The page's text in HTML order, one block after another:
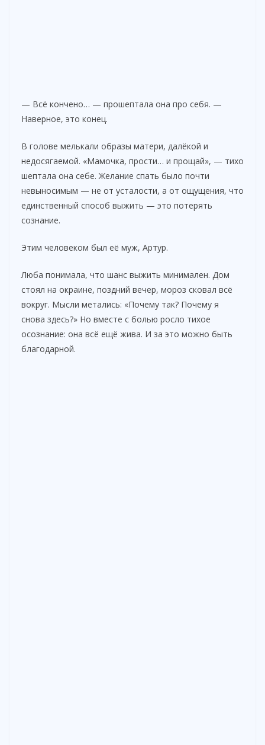
— Всё кончено… — прошептала она про себя. —
Наверное, это конец.
В голове мелькали образы матери, далёкой и
недосягаемой. «Мамочка, прости… и прощай», — тихо
шептала она себе. Желание спать было почти
невыносимым — не от усталости, а от ощущения, что
единственный способ выжить — это потерять
сознание.
Этим человеком был её муж, Артур.
Люба понимала, что шанс выжить минимален. Дом
стоял на окраине, поздний вечер, мороз сковал всё
вокруг. Мысли метались: «Почему так? Почему я
снова здесь?» Но вместе с болью росло тихое
осознание: она всё ещё жива. И за это можно быть
благодарной.